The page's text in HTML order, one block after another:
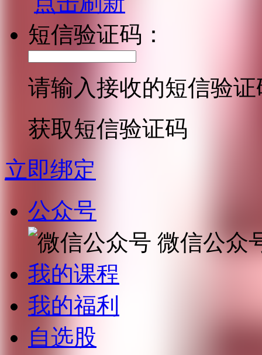
短信验证码：
请输入接收的短信验证
获取短信验证码
立即绑定
公众号
微信公众
我的课程
我的福利
自选股